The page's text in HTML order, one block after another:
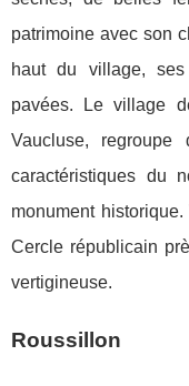
patrimoine avec son
haut du village,
pavées. Le village
Vaucluse,
caractéristiques du
monument
Cercle républicain
vertigineuse.
Roussillon